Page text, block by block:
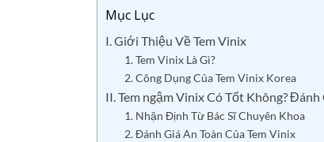
Mục Lục
I. Giới Thiệu Về Tem Vinix
1. Tem Vinix Là Gì?
2. Công Dụng Của Tem Vinix Korea
II. Tem ngậm Vinix Có Tốt Không?
1. Nhận Định Từ Bác Sĩ Chuyên Khoa
2. Đánh Giá An Toàn Của Tem Vinix